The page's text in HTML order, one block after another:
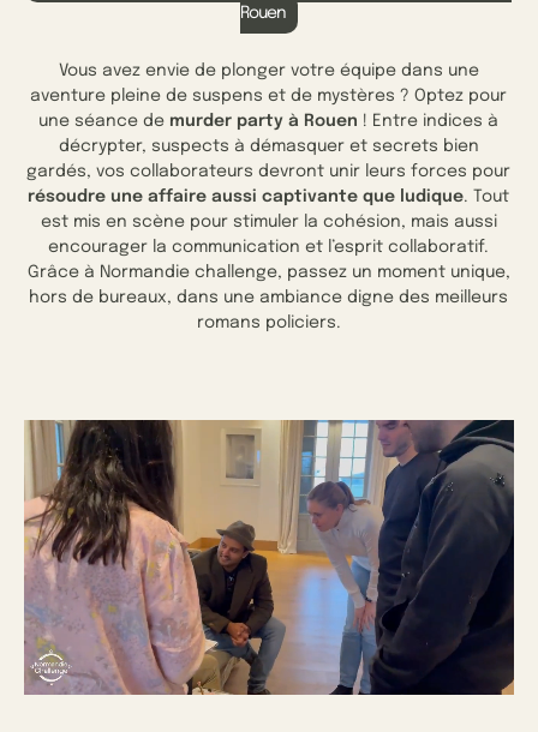
Rouen
Vous avez envie de plonger votre équipe dans une
aventure pleine de suspens et de mystères ? Optez pour
une séance de murder party à Rouen ! Entre indices à
décrypter, suspects à démasquer et secrets bien
gardés, vos collaborateurs devront unir leurs forces pour
résoudre une affaire aussi captivante que ludique. Tout
est mis en scène pour stimuler la cohésion, mais aussi
encourager la communication et l’esprit collaboratif.
Grâce à Normandie challenge, passez un moment unique,
hors de bureaux, dans une ambiance digne des meilleurs
romans policiers.